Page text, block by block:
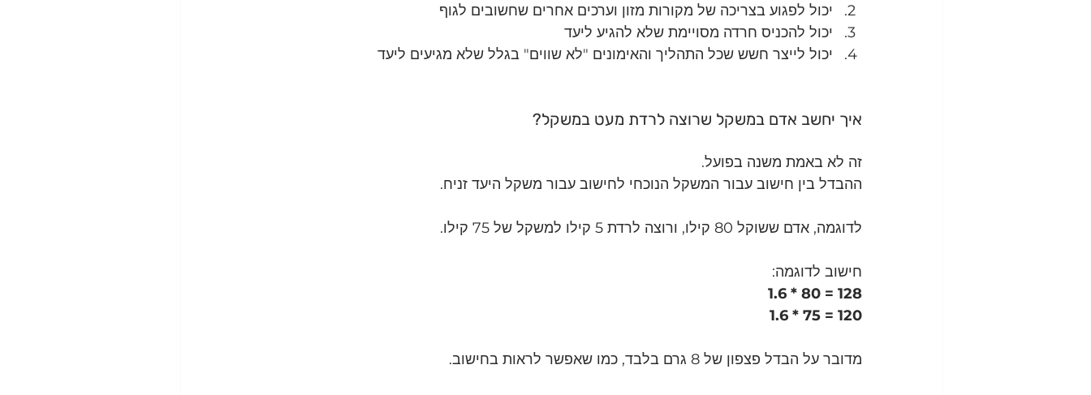
יכול לפגוע בצריכה של מקורות מזון וערכים אחרים שחשובים לגוף
יכול להכניס חרדה מסויימת שלא להגיע ליעד
יכול לייצר חשש שכל התהליך והאימונים "לא שווים" בגלל שלא מגיעים ליעד
איך יחשב אדם במשקל שרוצה לרדת מעט במשקל?
זה לא באמת משנה בפועל.
ההבדל בין חישוב עבור המשקל הנוכחי לחישוב עבור משקל היעד זניח.
לדוגמה, אדם ששוקל 80 קילו, ורוצה לרדת 5 קילו למשקל של 75 קילו.
חישוב לדוגמה:
1.6 * 80 = 128
1.6 * 75 = 120
מדובר על הבדל פצפון של 8 גרם בלבד, כמו שאפשר לראות בחישוב.